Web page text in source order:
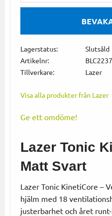
Lagerstatus
Slutsåld
Artikelnr
Tillverkare
Lazer
Visa alla produkter från Lazer
Ge ett omdöme!
Lazer Tonic
Matt Svart
Lazer Tonic KinetiCore –
hjälm med 18
justerbarhet och året